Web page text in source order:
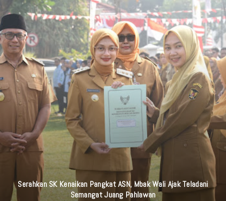
KAI Daop 7 Madiun Kembali Salurkan Bantuan TJSL Senilai
Ratusan Juta Untuk Infrastruktur, Pendidikan, Pelestarian
Budaya, Dan Disabilitas